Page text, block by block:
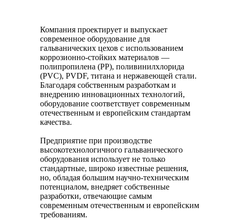
Компания проектирует и выпускает
современное оборудование для
гальванических цехов с использованием
коррозионно-стойких материалов —
полипропилена (PP), поливинилхлорида
(PVC), PVDF, титана и нержавеющей стали.
Благодаря собственным разработкам и
внедрению инновационных технологий,
оборудование соответствует современным
отечественным и европейским стандартам
качества.
Предприятие при производстве
высокотехнологичного гальванического
оборудования использует не только
стандартные, широко известные решения,
но, обладая большим научно-техническим
потенциалом, внедряет собственные
разработки, отвечающие самым
современным отечественным и европейским
требованиям.